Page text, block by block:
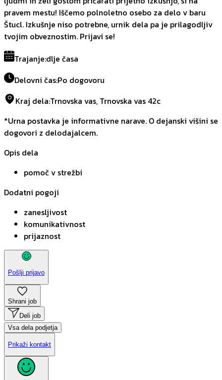
pravem mestu! Iščemo polnoletno osebo za delo v baru
Štucl. Izkušnje niso potrebne, urnik dela pa je prilagodljiv
tvojim obveznostim. Prijavi se!
Trajanje:dlje časa
Delovni čas:Po dogovoru
Kraj dela:Trnovska vas, Trnovska vas 42c
*Urna postavka je informativne narave. O dejanski višini se
dogovori z delodajalcem.
Opis dela
pomoč v strežbi
Dodatni pogoji
zanesljivost
komunikativnost
prijaznost
Pošlji prijavo
Shrani job
Deli job
Vsa dela podjetja
Prikaži kontakt